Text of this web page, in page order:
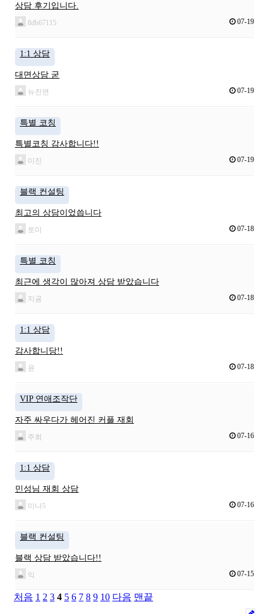
상담 후기입니다.
8db67115 07-19
1:1 상담
대면상담 굳
뉴진면 07-19
특별 코칭
특별코칭 감사합니다!!
미진 07-19
블랙 컨설팅
최고의 상담이었씁니다
토미 07-18
특별 코칭
최근에 생각이 많아져 상담 받았습니다
지굥 07-18
1:1 상담
감사합니당!!
윤 07-18
VIP 연애조작단
자주 싸우다가 헤어진 커플 재회
주희 07-16
1:1 상담
민성님 재회 상담
미나5 07-16
블랙 컨설팅
블랙 상담 받았습니다!!
익 07-15
처음 1 2 3 4 5 6 7 8 9 10 다음 맨끝